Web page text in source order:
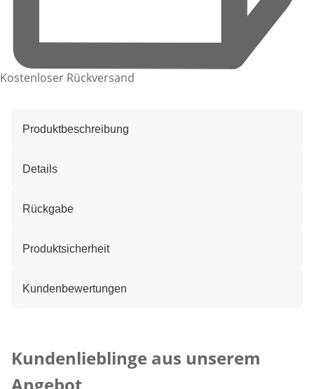
Kostenloser Rückversand
Produktbeschreibung
Details
Rückgabe
Produktsicherheit
Kundenbewertungen
Kundenlieblinge aus unserem
Angebot